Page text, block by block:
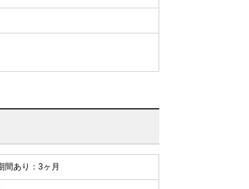
間あり：3ヶ月